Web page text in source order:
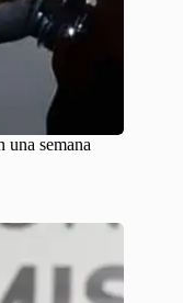
una semana